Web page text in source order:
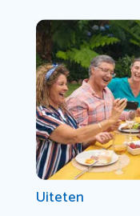
Uiteten